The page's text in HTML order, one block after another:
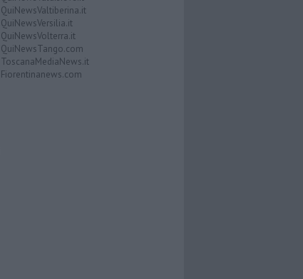
QuiNewsValtiberina.it
QuiNewsVersilia.it
QuiNewsVolterra.it
QuiNewsTango.com
ToscanaMediaNews.it
Fiorentinanews.com